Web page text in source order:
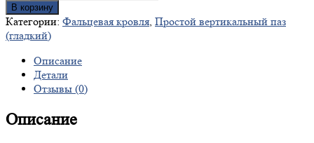
В корзину
Категории: Фальцевая кровля, Простой вертикальный паз
(гладкий)
Описание
Детали
Отзывы (0)
Описание